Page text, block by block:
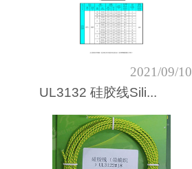
2021/09/10
UL3132 硅胶线Sili...